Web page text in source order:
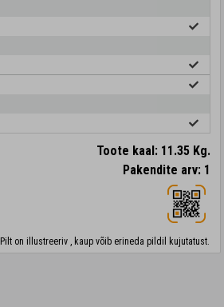
Toote kaal: 11.35 Kg.
Pakendite arv: 1
Pilt on illustreeriv , kaup võib erineda pildil kujutatust.